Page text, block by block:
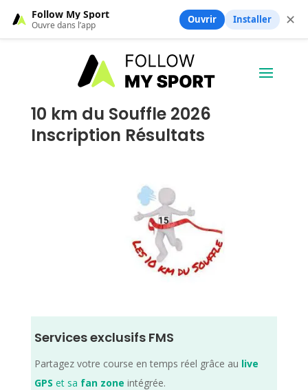
10 km du Souffle 2026
Inscription Résultats
Services exclusifs FMS
Partagez votre course en temps réel grâce au live
GPS et sa fan zone intégrée.
Follow My Sport
Ouvre dans l’app Ouvrir Installer ✕